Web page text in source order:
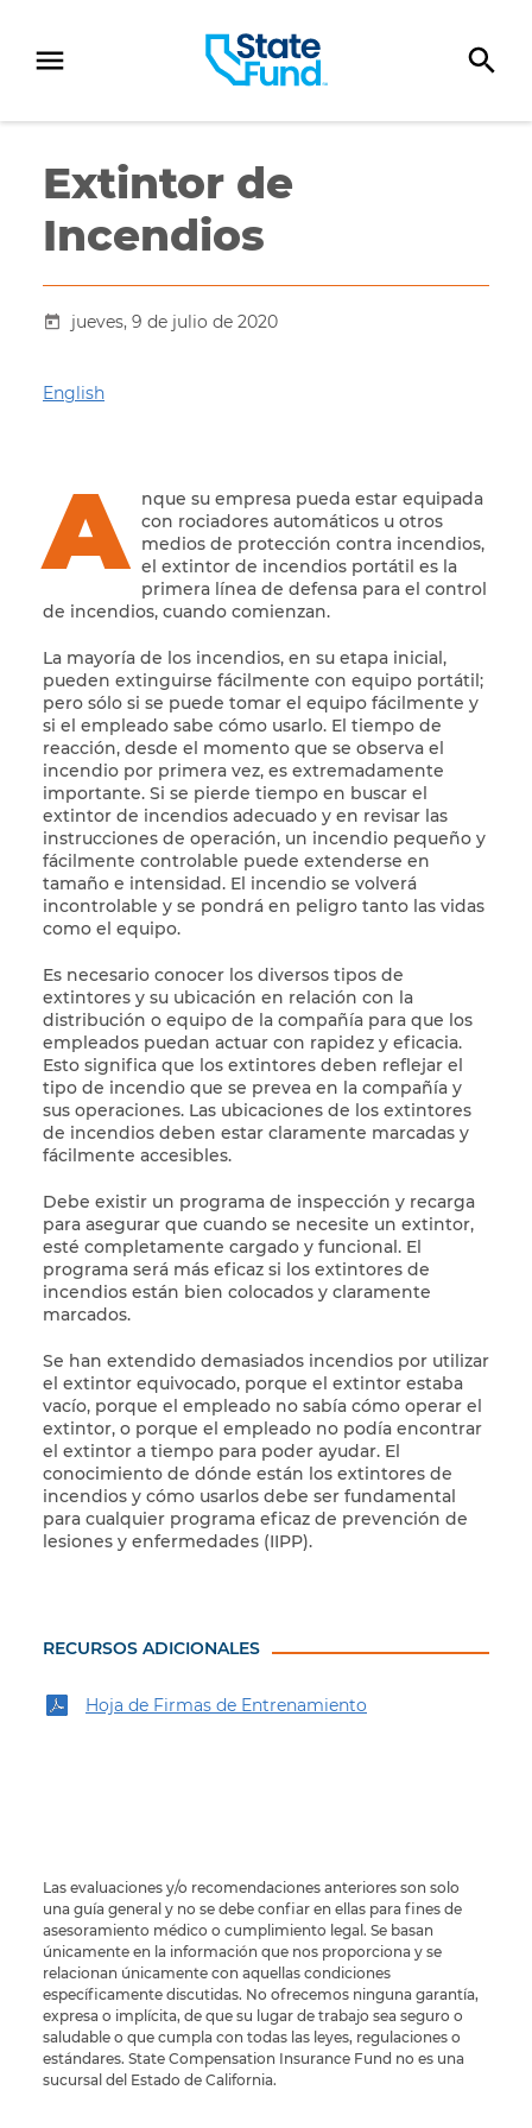
Extintor de
Incendios
jueves, 9 de julio de 2020
English
A
nque su empresa pueda estar equipada
con rociadores automáticos u otros
medios de protección contra incendios,
el extintor de incendios portátil es la
primera línea de defensa para el control
de incendios, cuando comienzan.
La mayoría de los incendios, en su etapa inicial,
pueden extinguirse fácilmente con equipo portátil;
pero sólo si se puede tomar el equipo fácilmente y
si el empleado sabe cómo usarlo. El tiempo de
reacción, desde el momento que se observa el
incendio por primera vez, es extremadamente
importante. Si se pierde tiempo en buscar el
extintor de incendios adecuado y en revisar las
instrucciones de operación, un incendio pequeño y
fácilmente controlable puede extenderse en
tamaño e intensidad. El incendio se volverá
incontrolable y se pondrá en peligro tanto las vidas
como el equipo.
Es necesario conocer los diversos tipos de
extintores y su ubicación en relación con la
distribución o equipo de la compañía para que los
empleados puedan actuar con rapidez y eficacia.
Esto significa que los extintores deben reflejar el
tipo de incendio que se prevea en la compañía y
sus operaciones. Las ubicaciones de los extintores
de incendios deben estar claramente marcadas y
fácilmente accesibles.
Debe existir un programa de inspección y recarga
para asegurar que cuando se necesite un extintor,
esté completamente cargado y funcional. El
programa será más eficaz si los extintores de
incendios están bien colocados y claramente
marcados.
Se han extendido demasiados incendios por utilizar
el extintor equivocado, porque el extintor estaba
vacío, porque el empleado no sabía cómo operar el
extintor, o porque el empleado no podía encontrar
el extintor a tiempo para poder ayudar. El
conocimiento de dónde están los extintores de
incendios y cómo usarlos debe ser fundamental
para cualquier programa eficaz de prevención de
lesiones y enfermedades (IIPP).
RECURSOS ADICIONALES
Hoja de Firmas de Entrenamiento
Las evaluaciones y/o recomendaciones anteriores son solo
una guía general y no se debe confiar en ellas para fines de
asesoramiento médico o cumplimiento legal. Se basan
únicamente en la información que nos proporciona y se
relacionan únicamente con aquellas condiciones
específicamente discutidas. No ofrecemos ninguna garantía,
expresa o implícita, de que su lugar de trabajo sea seguro o
saludable o que cumpla con todas las leyes, regulaciones o
estándares. State Compensation Insurance Fund no es una
sucursal del Estado de California.